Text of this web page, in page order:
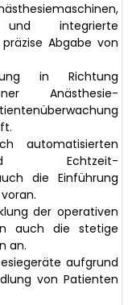
und integrierte
Abgabe von
in Richtung
Anästhesie-
automatisierten
Echtzeit-
die Einführung
der operativen
auch die stetige
an.
aufgrund
von Patienten